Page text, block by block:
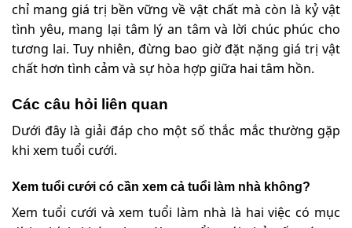
chỉ mang giá trị bền vững về vật chất mà còn là kỷ vật
tình yêu, mang lại tâm lý an tâm và lời chúc phúc cho
tương lai. Tuy nhiên, đừng bao giờ đặt nặng giá trị vật
chất hơn tình cảm và sự hòa hợp giữa hai tâm hồn.
Các câu hỏi liên quan
Dưới đây là giải đáp cho một số thắc mắc thường gặp
khi xem tuổi cưới.
Xem tuổi cưới có cần xem cả tuổi làm nhà không?
Xem tuổi cưới và xem tuổi làm nhà là hai việc có mục